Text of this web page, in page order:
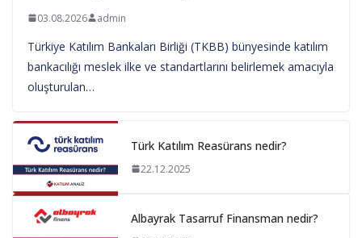
03.08.2026 admin
Türkiye Katılım Bankaları Birliği (TKBB) bünyesinde katılım
bankacılığı meslek ilke ve standartlarını belirlemek amacıyla
oluşturulan…
Türk Katılım Reasürans nedir?
22.12.2025
Albayrak Tasarruf Finansman nedir?